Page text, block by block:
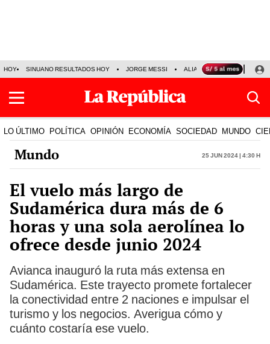
HOY SINUANO RESULTADOS HOY JORGE MESSI ALIANZA LIMA VS SPORT
LO ÚLTIMO POLÍTICA OPINIÓN ECONOMÍA SOCIEDAD MUNDO
Mundo 25 Jun 2024 | 4:30 h
El vuelo más largo de
Sudamérica dura más de 6
horas y una sola aerolínea lo
ofrece desde junio 2024
Avianca inauguró la ruta más extensa en
Sudamérica. Este trayecto promete fortalecer
la conectividad entre 2 naciones e impulsar el
turismo y los negocios. Averigua cómo y
cuánto costaría ese vuelo.